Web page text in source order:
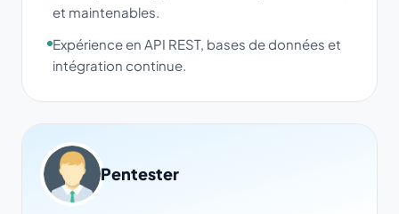
et maintenables.
Expérience en API REST, bases de données et
intégration continue.
Pentester